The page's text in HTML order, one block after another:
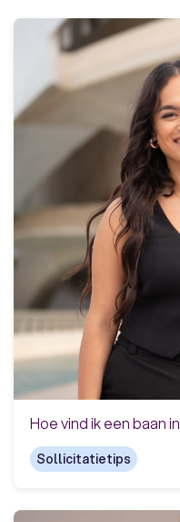
Hoe vind ik een baan
Sollicitatietips